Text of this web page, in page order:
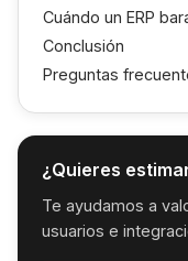
Cuándo un ERP
Conclusión
Preguntas
¿Quieres
Te ayudamos a
usuarios e